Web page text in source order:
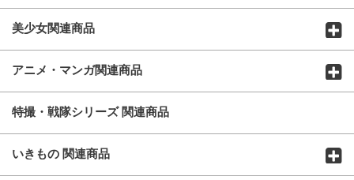
美少女関連商品
アニメ・マンガ関連商品
特撮・戦隊シリーズ 関連商品
いきもの 関連商品